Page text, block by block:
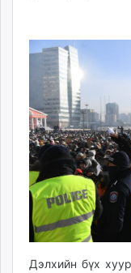
tovch.mn
ikon.mn
mnb.mn
Livetv.mn
Eguur.mn
24tsag.mn
shuud.mn
eagle.mn
ergelt.mn
zarig.mn
today.mn
zuv.mn
Дэлхийн бүх